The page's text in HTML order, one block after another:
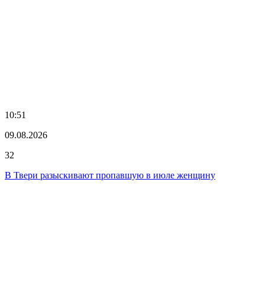
10:51
09.08.2026
32
В Твери разыскивают пропавшую в июле женщину